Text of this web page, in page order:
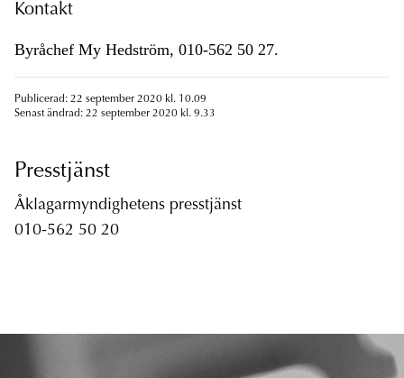
Kontakt
Byråchef My Hedström, 010-562 50 27.
Publicerad: 22 september 2020 kl. 10.09
Senast ändrad: 22 september 2020 kl. 9.33
Presstjänst
Åklagarmyndighetens presstjänst
010-562 50 20